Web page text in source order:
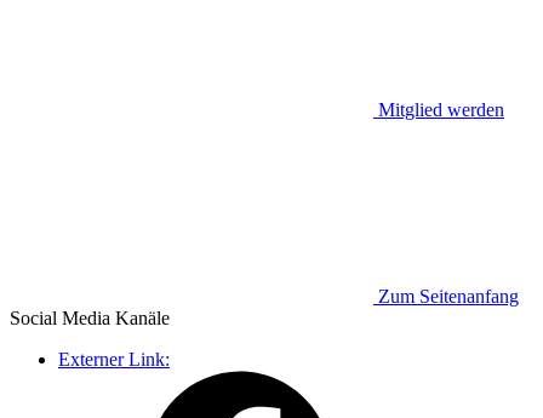
Mitglied werden
Zum Seitenanfang
Social Media Kanäle
Externer Link: